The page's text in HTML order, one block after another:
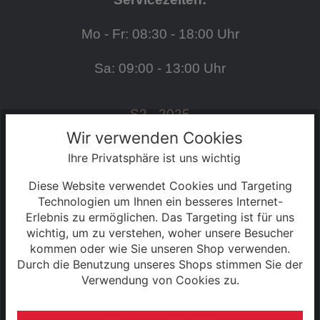
Mo - Fr: 08:30 - 18:00 Uhr
Sa: 09:00 - 13:00 Uhr
S2 - 2025
Kontakt
Warenkorb
Konto
Wir verwenden Cookies
Ihre Privatsphäre ist uns wichtig
Diese Website verwendet Cookies und Targeting
Technologien um Ihnen ein besseres Internet-
Erlebnis zu ermöglichen. Das Targeting ist für uns
wichtig, um zu verstehen, woher unsere Besucher
kommen oder wie Sie unseren Shop verwenden.
Durch die Benutzung unseres Shops stimmen Sie der
Verwendung von Cookies zu.